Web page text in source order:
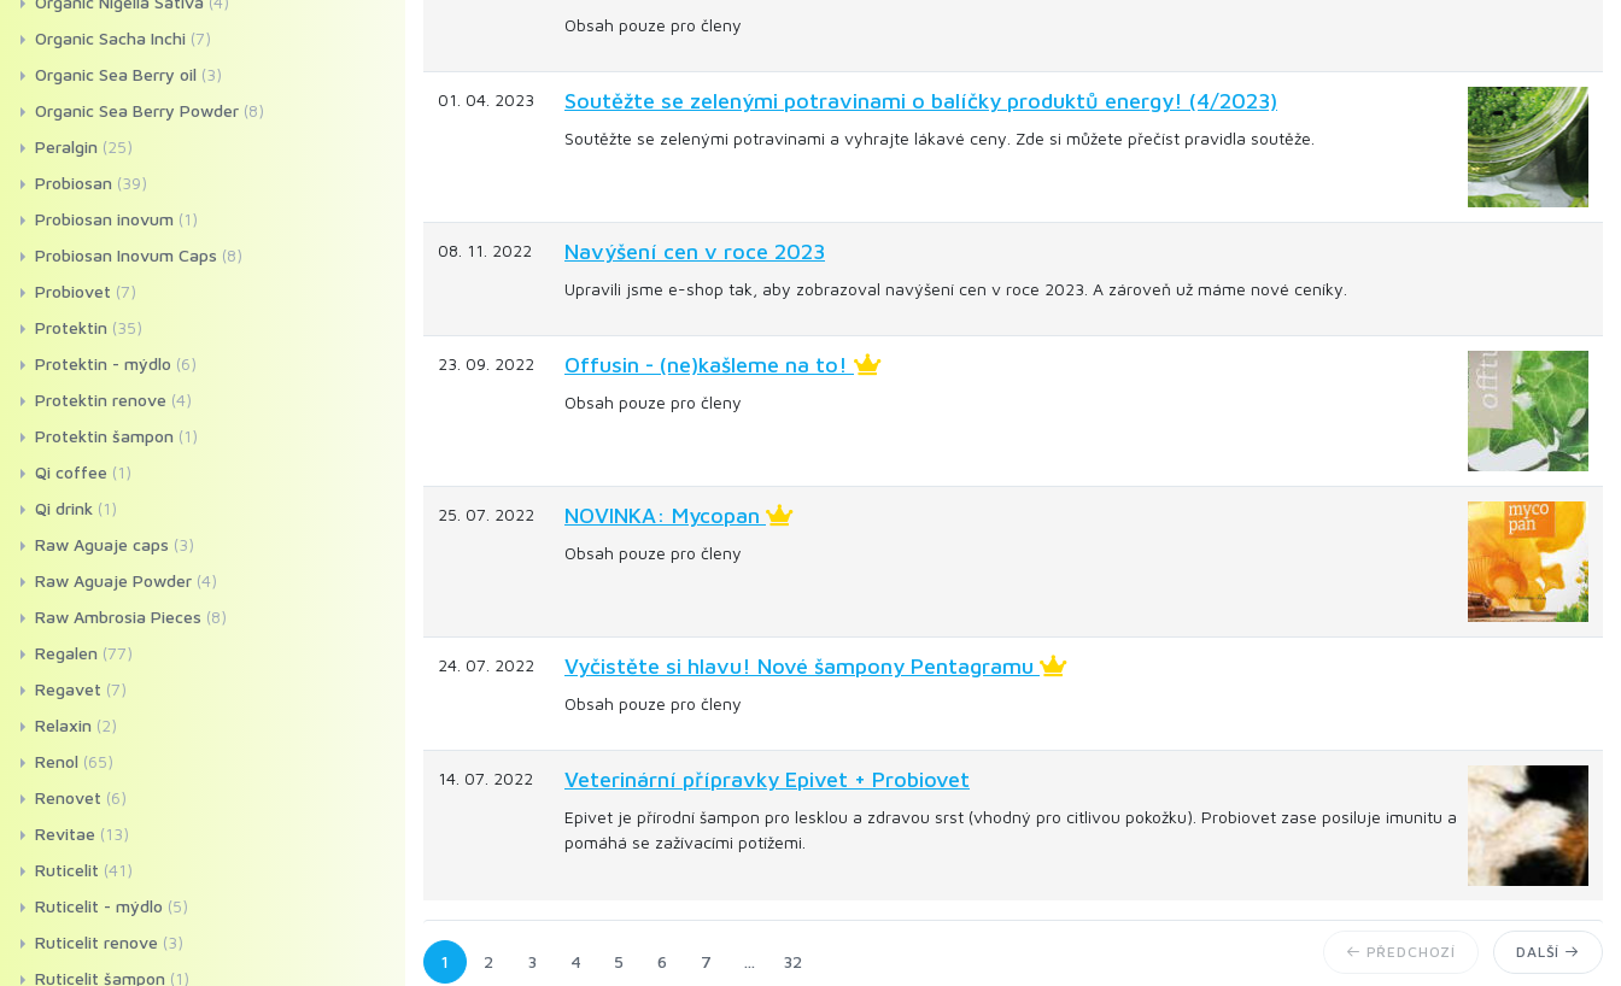
Obsah pouze pro členy
01. 04. 2023 Soutěžte se zelenými potravinami o balíčky produktů energy! (4/2023)
Soutěžte se zelenými potravinami a vyhrajte lákavé ceny. Zde si můžete přečíst pravidla soutěže.
08. 11. 2022 Navýšení cen v roce 2023
Upravili jsme e-shop tak, aby zobrazoval navýšení cen v roce 2023. A zároveň už máme nové ceníky.
23. 09. 2022 Offusin - (ne)kašleme na to!
Obsah pouze pro členy
25. 07. 2022 NOVINKA: Mycopan
Obsah pouze pro členy
24. 07. 2022 Vyčistěte si hlavu! Nové šampony Pentagramu
Obsah pouze pro členy
14. 07. 2022 Veterinární přípravky Epivet + Probiovet
Epivet je přírodní šampon pro lesklou a zdravou srst (vhodný pro citlivou pokožku). Probiovet zase posiluje imunitu a
pomáhá se zažívacími potížemi.
1 2 3 4 5 6 7 … 32 PŘEDCHOZÍ DALŠÍ
Organic Sacha Inchi (7)
Organic Sea Berry oil (3)
Organic Sea Berry Powder (8)
Peralgin (25)
Probiosan (39)
Probiosan inovum (1)
Probiosan Inovum Caps (8)
Probiovet (7)
Protektin (35)
Protektin - mýdlo (6)
Protektin renove (4)
Protektin šampon (1)
Qi coffee (1)
Qi drink (1)
Raw Aguaje caps (3)
Raw Aguaje Powder (4)
Raw Ambrosia Pieces (8)
Regalen (77)
Regavet (7)
Relaxin (2)
Renol (65)
Renovet (6)
Revitae (13)
Ruticelit (41)
Ruticelit - mýdlo (5)
Ruticelit renove (3)
Ruticelit šampon (1)